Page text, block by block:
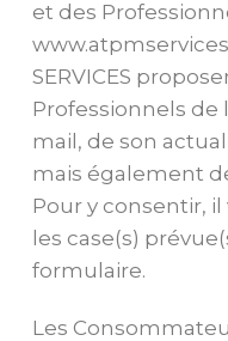
et des
SERVICES
Professionnels de
mail, de son
mais également
Pour y consentir,
les case(s)
formulaire.
Les